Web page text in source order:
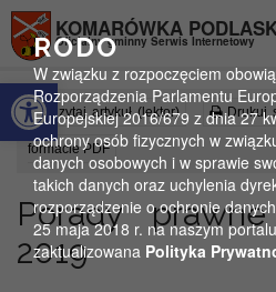
Otwórz pasek narzędzi
KOMARÓWKA
Oficjalny gminny Serwis Internetowy
Czytaj artykuł (lektor) Drukuj
formacie PDF
Porady
2019
RODO
W związku z rozpoczęciem
Rozporządzenia Parlamentu
Europejskiej 2016/679 z dnia 27
ochrony osób fizycznych w
danych osobowych i w sprawie
takich danych oraz uchylenia
rozporządzenie o ochronie
25 maja 2018 r. na naszym
zaktualizowana Polityka